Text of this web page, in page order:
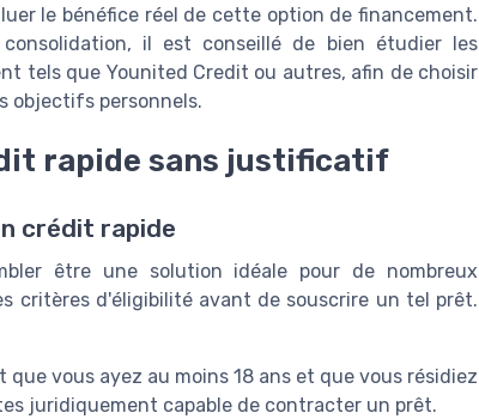
le bénéfice réel de cette option de financement.
il est conseillé de bien étudier les
tels que Younited Credit ou autres, afin de choisir
objectifs personnels.
rapide sans justificatif
crédit rapide
être une solution idéale pour de nombreux
critères d'éligibilité avant de souscrire un tel prêt.
vous ayez au moins 18 ans et que vous résidiez
juridiquement capable de contracter un prêt.